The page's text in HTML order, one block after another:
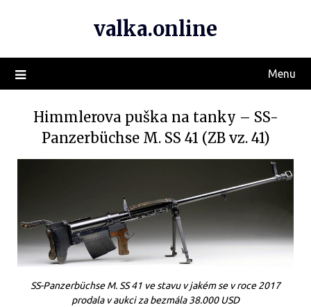
valka.online
Menu
Himmlerova puška na tanky – SS-
Panzerbüchse M. SS 41 (ZB vz. 41)
SS-Panzerbüchse M. SS 41 ve stavu v jakém se v roce 2017
prodala v aukci za bezmála 38.000 USD